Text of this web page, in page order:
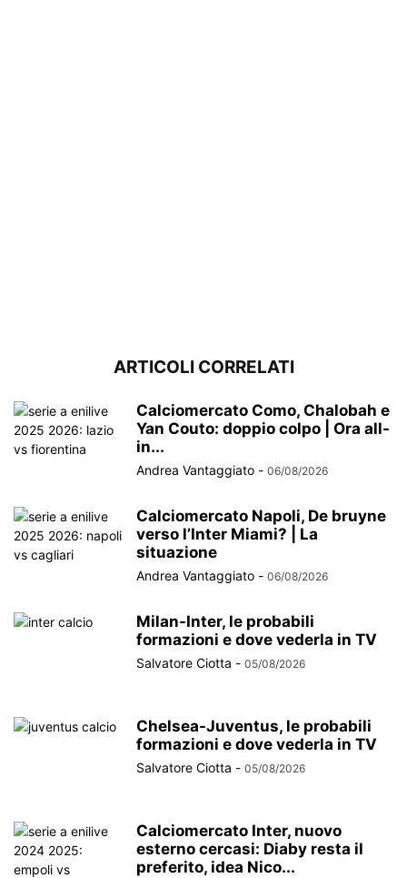
ARTICOLI CORRELATI
Calciomercato Como, Chalobah e
Yan Couto: doppio colpo | Ora all-
in...
Andrea Vantaggiato - 06/08/2026
Calciomercato Napoli, De bruyne
verso l’Inter Miami? | La
situazione
Andrea Vantaggiato - 06/08/2026
Milan-Inter, le probabili
formazioni e dove vederla in TV
Salvatore Ciotta - 05/08/2026
Chelsea-Juventus, le probabili
formazioni e dove vederla in TV
Salvatore Ciotta - 05/08/2026
Calciomercato Inter, nuovo
esterno cercasi: Diaby resta il
preferito, idea Nico...